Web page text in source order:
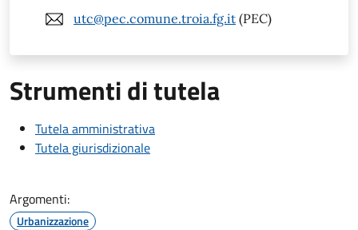
utc@pec.comune.troia.fg.it (PEC)
Strumenti di tutela
Tutela amministrativa
Tutela giurisdizionale
Argomenti:
Urbanizzazione